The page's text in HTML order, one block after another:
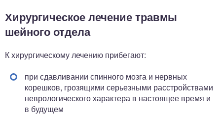
Хирургическое лечение травмы
шейного отдела
К хирургическому лечению прибегают:
при сдавливании спинного мозга и нервных
корешков, грозящими серьезными расстройствами
неврологического характера в настоящее время и
в будущем